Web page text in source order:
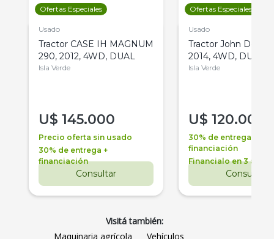
Ofertas Especiales
Usado
Tractor CASE IH MAGNUM
290, 2012, 4WD, DUAL
Isla Verde
U$ 145.000
Precio oferta sin usado
30% de entrega +
financiación
Consultar
Ofertas Especiales
Usado
Tractor John Deere
2014, 4WD, DUAL
Isla Verde
U$ 120.000
30% de entrega +
financiación
Financialo en 3 años
Consultar
Visitá también:
Maquinaria agrícola
Vehículos